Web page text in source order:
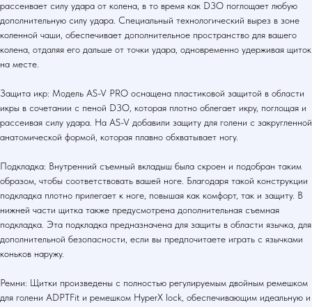
рассеивает силу удара от колена, в то время как D3O поглощает любую
дополнительную силу удара. Специальный технологический вырез в зоне
коленной чаши, обеспечивает дополнительное пространство для вашего
колена, отдаляя его дальше от точки удара, одновременно удерживая щиток
на месте.
Защита икр: Модель AS-V PRO оснащена пластиковой защитой в области
икры в сочетании с пеной D3O, которая плотно облегает икру, поглощая и
рассеивая силу удара. На AS-V добавили защиту для голени с закругленной
анатомической формой, которая плавно обхватывает ногу.
Подкладка: Внутренний съемный вкладыш была скроен и подобран таким
образом, чтобы соответствовать вашей ноге. Благодаря такой конструкции
подкладка плотно прилегает к ноге, повышая как комфорт, так и защиту. В
нижней части щитка также предусмотрена дополнительная съемная
подкладка. Эта подкладка предназначена для защиты в области язычка, для
дополнительной безопасности, если вы предпочитаете играть с язычками
коньков наружу.
Ремни: Щитки произведены с полностью регулируемым двойным ремешком
для голени ADPTFit и ремешком HyperX lock, обеспечивающим идеальную и